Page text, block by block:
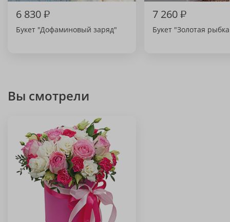
6 830₽
Букет "Дофаминовый заряд"
7 260₽
Букет "Золотая
Вы смотрели